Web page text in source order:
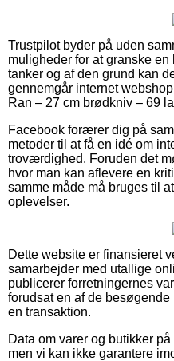
Trustpilot byder på uden
muligheder for at granske
tanker og af den grund kan
gennemgår internet
Ran – 27 cm brødkniv – 69
Facebook forærer dig på
metoder til at få en idé om
troværdighed. Foruden det
hvor man kan aflevere en
samme måde må bruges til
oplevelser.
Dette website er finansieret
samarbejder med utallige
publicerer forretningernes
forudsat en af de
en transaktion.
Data om varer og butikker
men vi kan ikke garantere